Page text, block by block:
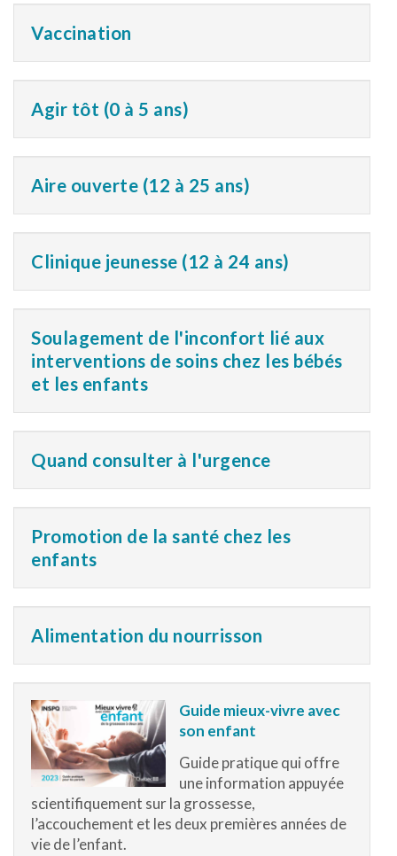
Vaccination
Agir tôt (0 à 5 ans)
Aire ouverte (12 à 25 ans)
Clinique jeunesse (12 à 24 ans)
Soulagement de l'inconfort lié aux
interventions de soins chez les bébés
et les enfants
Quand consulter à l'urgence
Promotion de la santé chez les
enfants
Alimentation du nourrisson
Guide mieux-vivre avec
son enfant
Guide pratique qui offre
une information appuyée
scientifiquement sur la grossesse,
l’accouchement et les deux premières années de
vie de l’enfant.